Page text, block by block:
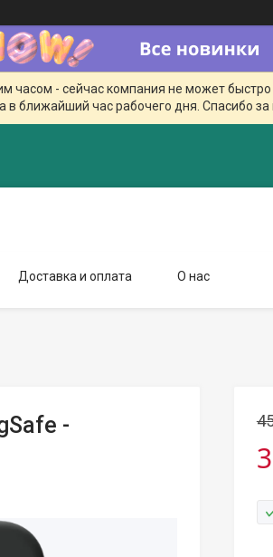
часом - сейчас компания не может
в ближайший час рабочего дня. Спасибо
Доставка и оплата О нас
-